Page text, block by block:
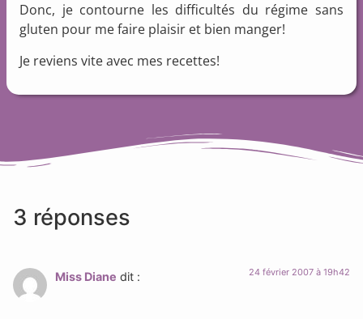
Donc, je contourne les difficultés du régime sans
gluten pour me faire plaisir et bien manger!
Je reviens vite avec mes recettes!
3 réponses
Miss Diane dit : 24 février 2007 à 19h42